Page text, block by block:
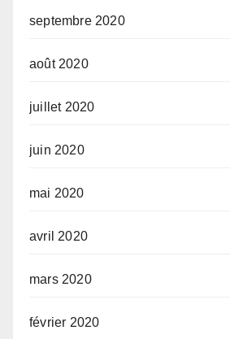
septembre 2020
août 2020
juillet 2020
juin 2020
mai 2020
avril 2020
mars 2020
février 2020